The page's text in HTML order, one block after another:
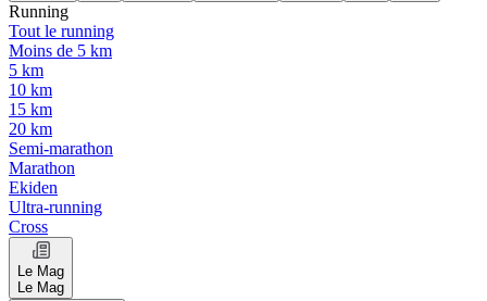
Running
Tout le running
Moins de 5 km
5 km
10 km
15 km
20 km
Semi-marathon
Marathon
Ekiden
Ultra-running
Cross
Le Mag
Le Mag